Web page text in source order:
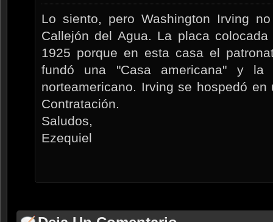
Lo siento, pero Washington Irving
Callejón del Agua. La placa
1925 porque en esta casa el
fundó una "Casa americana" y la
norteamericano. Irving se hospedó
Contratación.
Saludos,
Ezequiel